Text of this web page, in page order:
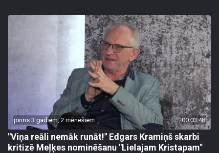
pirms 3 gadiem, 2 mēnešiem 00:03:48
"Viņa reāli nemāk runāt!" Edgars Kramiņš skarbi
kritizē Meļķes nominēšanu "Lielajam Kristapam"